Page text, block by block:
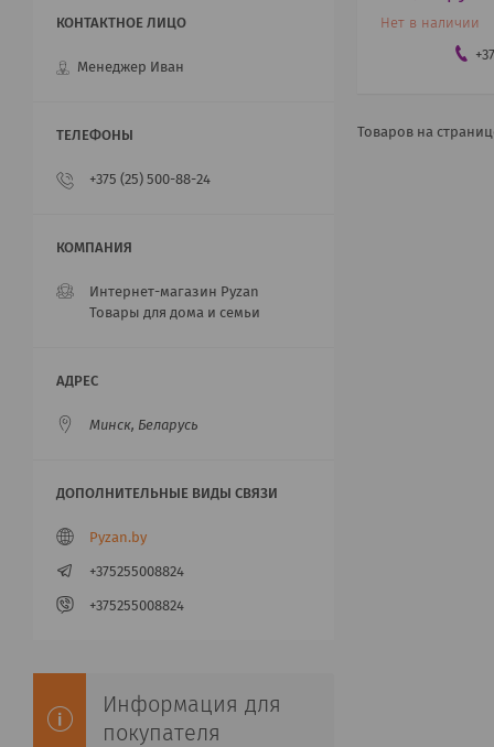
Нет в наличии
Менеджер Иван
+375 (25) 500-88-24
Интернет-магазин Pyzan
Товары для дома и семьи
Минск, Беларусь
Pyzan.by
+375255008824
+375255008824
Информация для
покупателя